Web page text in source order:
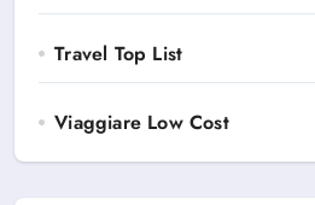
Travel Top List
Viaggiare Low Cost